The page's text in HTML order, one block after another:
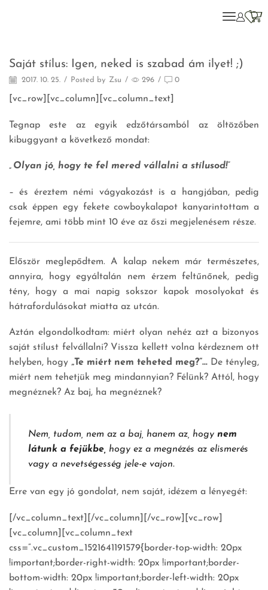
Motiváció
Saját stílus: Igen, neked is szabad ám ilyet! ;)
2017. 10. 25. / Posted by Zsu / 296 / 0
[vc_row][vc_column][vc_column_text]
Tegnap este az egyik edzőtársamból az öltözőben
kibuggyant a következő mondat:
„Olyan jó, hogy te fel mered vállalni a stílusod!”
– és éreztem némi vágyakozást is a hangjában, pedig
csak éppen egy fekete cowboykalapot kanyarintottam a
fejemre, ami több mint 10 éve az őszi megjelenésem része.
Először meglepődtem. A kalap nekem már természetes,
annyira, hogy egyáltalán nem érzem feltűnőnek, pedig
tény, hogy a mai napig sokszor kapok mosolyokat és
hátrafordulásokat miatta az utcán.
Aztán elgondolkodtam: miért olyan nehéz azt a bizonyos
saját stílust felvállalni? Vissza kellett volna kérdeznem ott
helyben, hogy „Te miért nem teheted meg?”… De tényleg,
miért nem tehetjük meg mindannyian? Félünk? Attól, hogy
megnéznek? Az baj, ha megnéznek?
Nem, tudom, nem az a baj, hanem az, hogy nem
látunk a fejükbe, hogy ez a megnézés az elismerés
vagy a nevetségesség jele-e vajon.
Erre van egy jó gondolat, nem saját, idézem a lényegét:
[/vc_column_text][/vc_column][/vc_row][vc_row]
[vc_column][vc_column_text
css=”.vc_custom_1521641191579{border-top-width: 20px
!important;border-right-width: 20px !important;border-
bottom-width: 20px !important;border-left-width: 20px